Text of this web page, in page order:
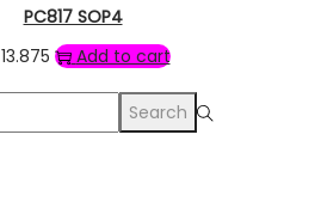
PC817 SOP4
13.875 Add to cart
Search